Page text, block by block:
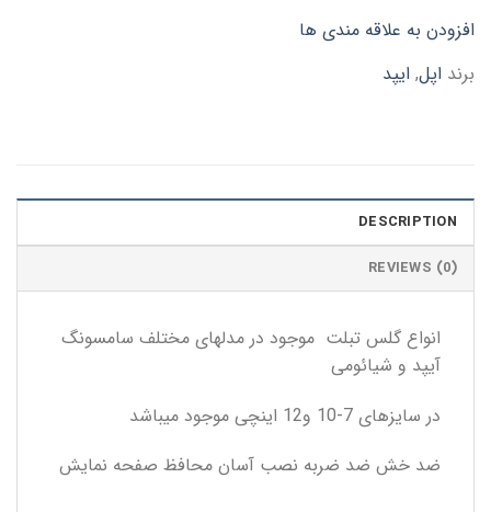
افزودن به علاقه مندی ها
برند اپل, ایپد
DESCRIPTION
REVIEWS (0)
انواع گلس تبلت موجود در مدلهای مختلف سامسونگ
آیپد و شیائومی
در سایزهای 7-10 و12 اینچی موجود میباشد
ضد خش ضد ضربه نصب آسان محافظ صفحه نمایش